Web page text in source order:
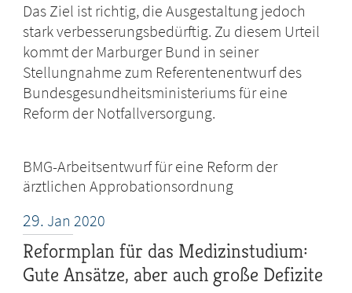
Das Ziel ist richtig, die Ausgestaltung jedoch
stark verbesserungsbedürftig. Zu diesem Urteil
kommt der Marburger Bund in seiner
Stellungnahme zum Referentenentwurf des
Bundesgesundheitsministeriums für eine
Reform der Notfallversorgung.
BMG-Arbeitsentwurf für eine Reform der
ärztlichen Approbationsordnung
29. Jan 2020
Reformplan für das Medizinstudium:
Gute Ansätze, aber auch große Defizite